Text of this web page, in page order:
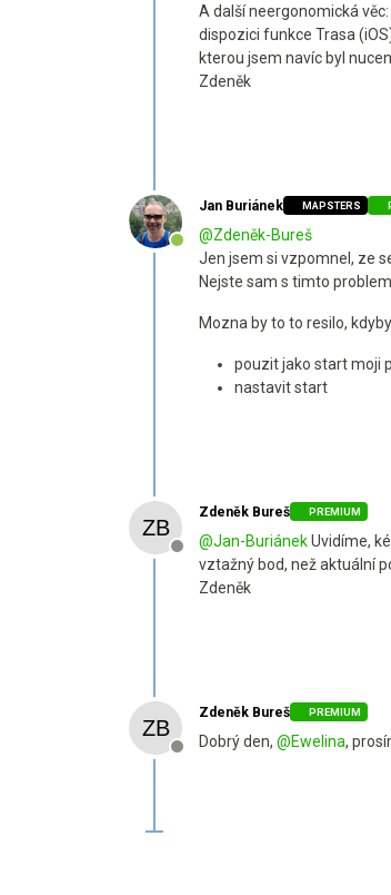
A další neergonomická
dispozici funkce Trasa
kterou jsem navíc byl
Zdeněk
Online
Jan Buriánek MAPSTERS
@Zdeněk-Bureš
Jen jsem si vzpomnel, ze
Nejste sam s timto
Mozna by to to resilo,
pouzit jako start moji
nastavit start
Offline
Zdeněk Bureš PREMIUM
@Jan-BuriánekUvidíme,
vztažný bod, než aktuální
Zdeněk
Offline
Zdeněk Bureš PREMIUM
Dobrý den, @Ewelina,